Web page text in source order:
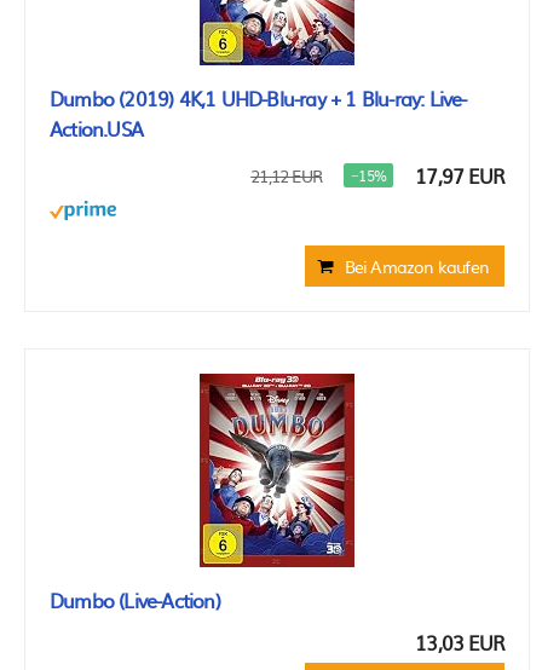
Dumbo (2019) 4K,1 UHD-Blu-ray + 1 Blu-ray: Live-
Action.USA
21,12 EUR −15% 17,97 EUR
Bei Amazon kaufen
Dumbo (Live-Action)
13,03 EUR